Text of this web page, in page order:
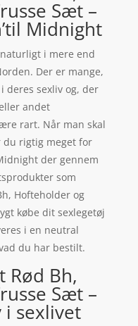
Sæt –
Midnight
i mere end
Der er mange,
deres sexliv og, der
andet
rart. Når man skal
du rigtig meget for
der gennem
som
Hofteholder og
købe dit sexlegetøj
i en neutral
du har bestilt.
Rød Bh,
Sæt –
i sexlivet